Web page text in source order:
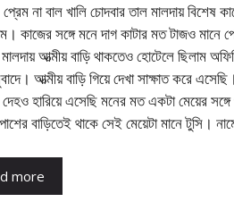
না বাল খালি চোদবার তাল মালদায় বিশেষ
কাজের সঙ্গে মনে দাগ কাটার মত টাজও মানে
আত্মীয় বাড়ি থাকতেও হোটেলে ছিলাম
আত্মীয় বাড়ি গিয়ে দেখা সাক্ষাত করে
হারিয়ে এসেছি মনের মত একটা মেয়ের সঙ্গে
বাড়িতেই থাকে সেই মেয়েটা মানে টুসি।
more